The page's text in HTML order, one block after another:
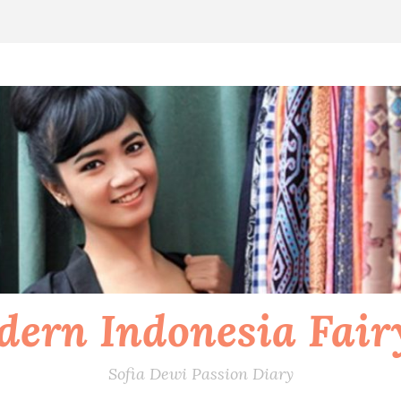
Indonesia
Sofia Dewi Passion Diary